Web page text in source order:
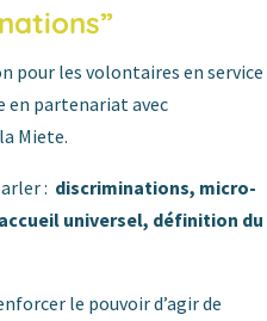
pour les volontaires en service
en partenariat avec
Miete.
: discriminations, micro-
universel, définition du
le pouvoir d’agir de